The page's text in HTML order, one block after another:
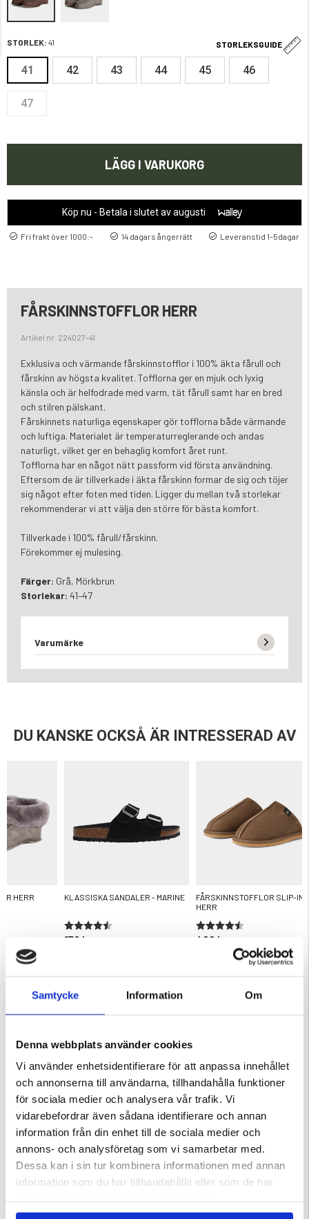
Samtycke Information Om
Denna webbplats använder cookies
Vi använder enhetsidentifierare för att anpassa innehållet
och annonserna till användarna, tillhandahålla funktioner
för sociala medier och analysera vår trafik. Vi
vidarebefordrar även sådana identifierare och annan
information från din enhet till de sociala medier och
annons- och analysföretag som vi samarbetar med.
Dessa kan i sin tur kombinera informationen med annan
information som du har tillhandahållit eller som de har
STORLEK: 41 STORLEKSGUIDE
41 42 43 44 45 46
47
LÄGG I VARUKORG
Köp nu - Betala i slutet av augusti
Fri frakt över 1000:- 14 dagars ångerrätt Leveranstid 1-5dagar
FÅRSKINNSTOFFLOR HERR
Artikel nr. 224027-41
Exklusiva och värmande fårskinnstofflor i 100% äkta fårull och
fårskinn av högsta kvalitet. Tofflorna ger en mjuk och lyxig
känsla och är helfodrade med varm, tät fårull samt har en bred
och stilren pälskant.
Fårskinnets naturliga egenskaper gör tofflorna både värmande
och luftiga. Materialet är temperaturreglerande och andas
naturligt, vilket ger en behaglig komfort året runt.
Tofflorna har en något nätt passform vid första användning.
Eftersom de är tillverkade i äkta fårskinn formar de sig och töjer
sig något efter foten med tiden. Ligger du mellan två storlekar
rekommenderar vi att välja den större för bästa komfort.
Tillverkade i 100% fårull/fårskinn.
Förekommer ej mulesing.
Färger: Grå, Mörkbrun
Storlekar: 41–47
Varumärke
DU KANSKE OCKSÅ ÄR INTRESSERAD AV
HERR KLASSISKA SANDALER - MARINE
179 kr
Betyg:
4.3 utav 5 stjärnor
FÅRSKINNSTOFFLOR SLIP-IN
HERR
499 kr
Betyg:
4.3 utav 5 stjärnor
DAMMSUGARE NÄTBRYNJA
Betyg:
4.6 utav 5 stjärnor
TAKTÄLT AEROLITE 120 2.0 –
ULTRALÄTT MJUKSKAL
13 999 kr